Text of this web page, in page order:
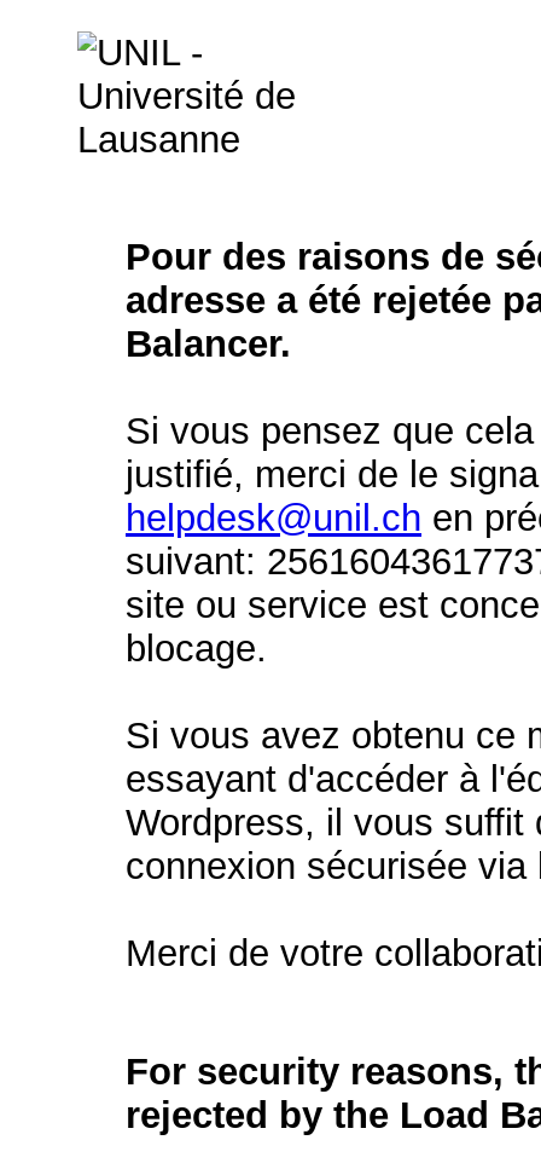
Pour des raisons de
adresse a été rejetée
Balancer.
Si vous pensez que
justifié, merci de le
helpdesk@unil.ch en
suivant:
site ou service est
blocage.
Si vous avez obtenu ce
essayant d'accéder à
Wordpress, il vous suffit
connexion sécurisée
Merci de votre
For security reasons,
rejected by the Load